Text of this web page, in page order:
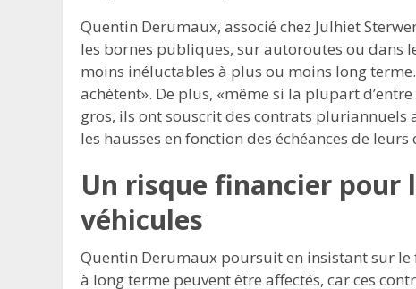
Quentin Derumaux, associé chez Julhiet
les bornes publiques, sur autoroutes ou dans
moins inéluctables à plus ou moins long
achètent». De plus, «même si la plupart
gros, ils ont souscrit des contrats pluriannuels
les hausses en fonction des échéances de leurs
Un risque financier pour
véhicules
Quentin Derumaux poursuit en insistant sur
à long terme peuvent être affectés, car ces